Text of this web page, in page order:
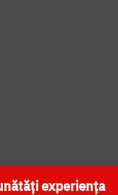
NAȚIONALĂ
experiența